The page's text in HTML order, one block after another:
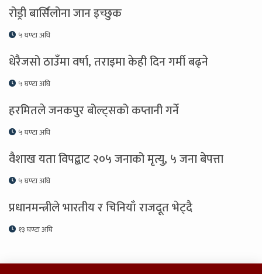
रोड्री बार्सिलोना जान इच्छुक
५ घण्टा अघि
धेरैजसो ठाउँमा वर्षा, तराइमा केही दिन गर्मी बढ्ने
५ घण्टा अघि
हरमितले जनकपुर बोल्ट्सको कप्तानी गर्ने
५ घण्टा अघि
वैशाख यता विपद्बाट २०५ जनाको मृत्यु, ५ जना बेपत्ता
५ घण्टा अघि
प्रधानमन्त्रीले भारतीय र चिनियाँ राजदूत भेट्दै
१३ घण्टा अघि